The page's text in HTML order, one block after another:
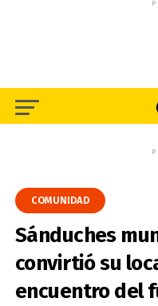
COMUNIDAD
Sánduches
convirtió su
encuentro del